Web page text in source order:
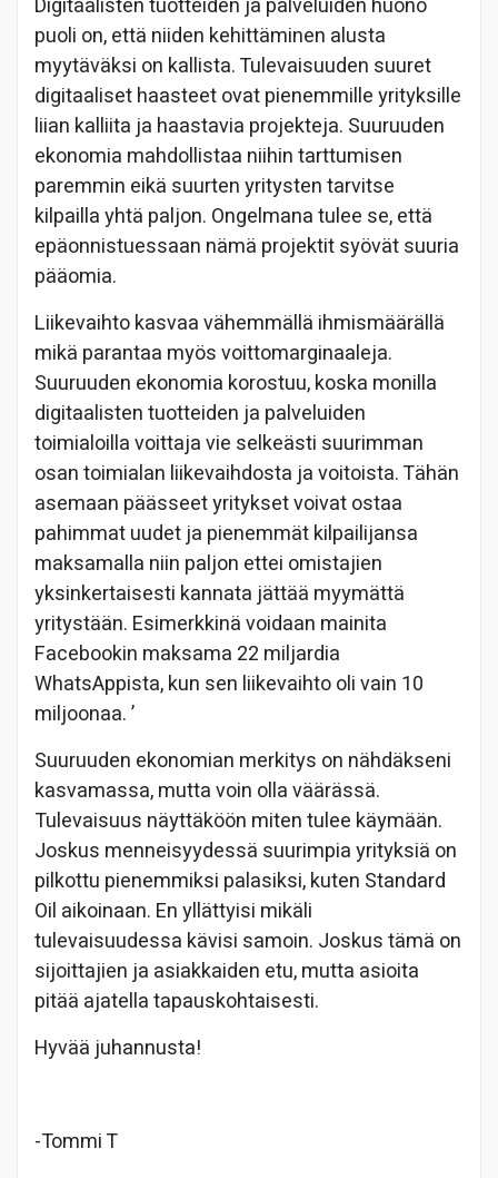
Digitaalisten tuotteiden ja palveluiden huono
puoli on, että niiden kehittäminen alusta
myytäväksi on kallista. Tulevaisuuden suuret
digitaaliset haasteet ovat pienemmille yrityksille
liian kalliita ja haastavia projekteja. Suuruuden
ekonomia mahdollistaa niihin tarttumisen
paremmin eikä suurten yritysten tarvitse
kilpailla yhtä paljon. Ongelmana tulee se, että
epäonnistuessaan nämä projektit syövät suuria
pääomia.
Liikevaihto kasvaa vähemmällä ihmismäärällä
mikä parantaa myös voittomarginaaleja.
Suuruuden ekonomia korostuu, koska monilla
digitaalisten tuotteiden ja palveluiden
toimialoilla voittaja vie selkeästi suurimman
osan toimialan liikevaihdosta ja voitoista. Tähän
asemaan päässeet yritykset voivat ostaa
pahimmat uudet ja pienemmät kilpailijansa
maksamalla niin paljon ettei omistajien
yksinkertaisesti kannata jättää myymättä
yritystään. Esimerkkinä voidaan mainita
Facebookin maksama 22 miljardia
WhatsAppista, kun sen liikevaihto oli vain 10
miljoonaa. ’
Suuruuden ekonomian merkitys on nähdäkseni
kasvamassa, mutta voin olla väärässä.
Tulevaisuus näyttäköön miten tulee käymään.
Joskus menneisyydessä suurimpia yrityksiä on
pilkottu pienemmiksi palasiksi, kuten Standard
Oil aikoinaan. En yllättyisi mikäli
tulevaisuudessa kävisi samoin. Joskus tämä on
sijoittajien ja asiakkaiden etu, mutta asioita
pitää ajatella tapauskohtaisesti.
Hyvää juhannusta!
-Tommi T